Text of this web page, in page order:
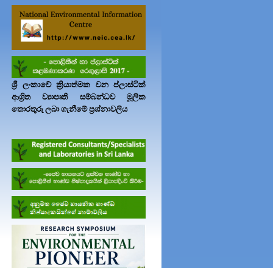
ශ්‍රී ලංකාවේ ක්‍රියාත්මක වන ප්ලාස්ටික්
ආශ්‍රිත ව්‍යාපෘති සම්බන්ධව මූලික
තොරතුරු ලබා ගැනීමේ ප්‍රශ්නාවලිය